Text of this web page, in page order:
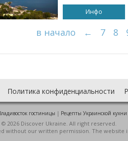
Инфо
в начало ← 7 8
Политика конфиденциальности
гостиницы | Рецепты Украинской кухни
© 2026 Discover Ukraine. All right reserved.
without our written permission. The website